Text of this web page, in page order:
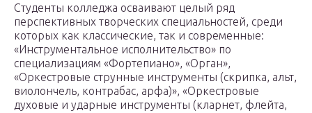
Студенты колледжа осваивают целый ряд
перспективных творческих специальностей, среди
которых как классические, так и современные:
«Инструментальное исполнительство» по
специализациям «Фортепиано», «Орган»,
«Оркестровые струнные инструменты (скрипка, альт,
виолончель, контрабас, арфа)», «Оркестровые
духовые и ударные инструменты (кларнет, флейта,